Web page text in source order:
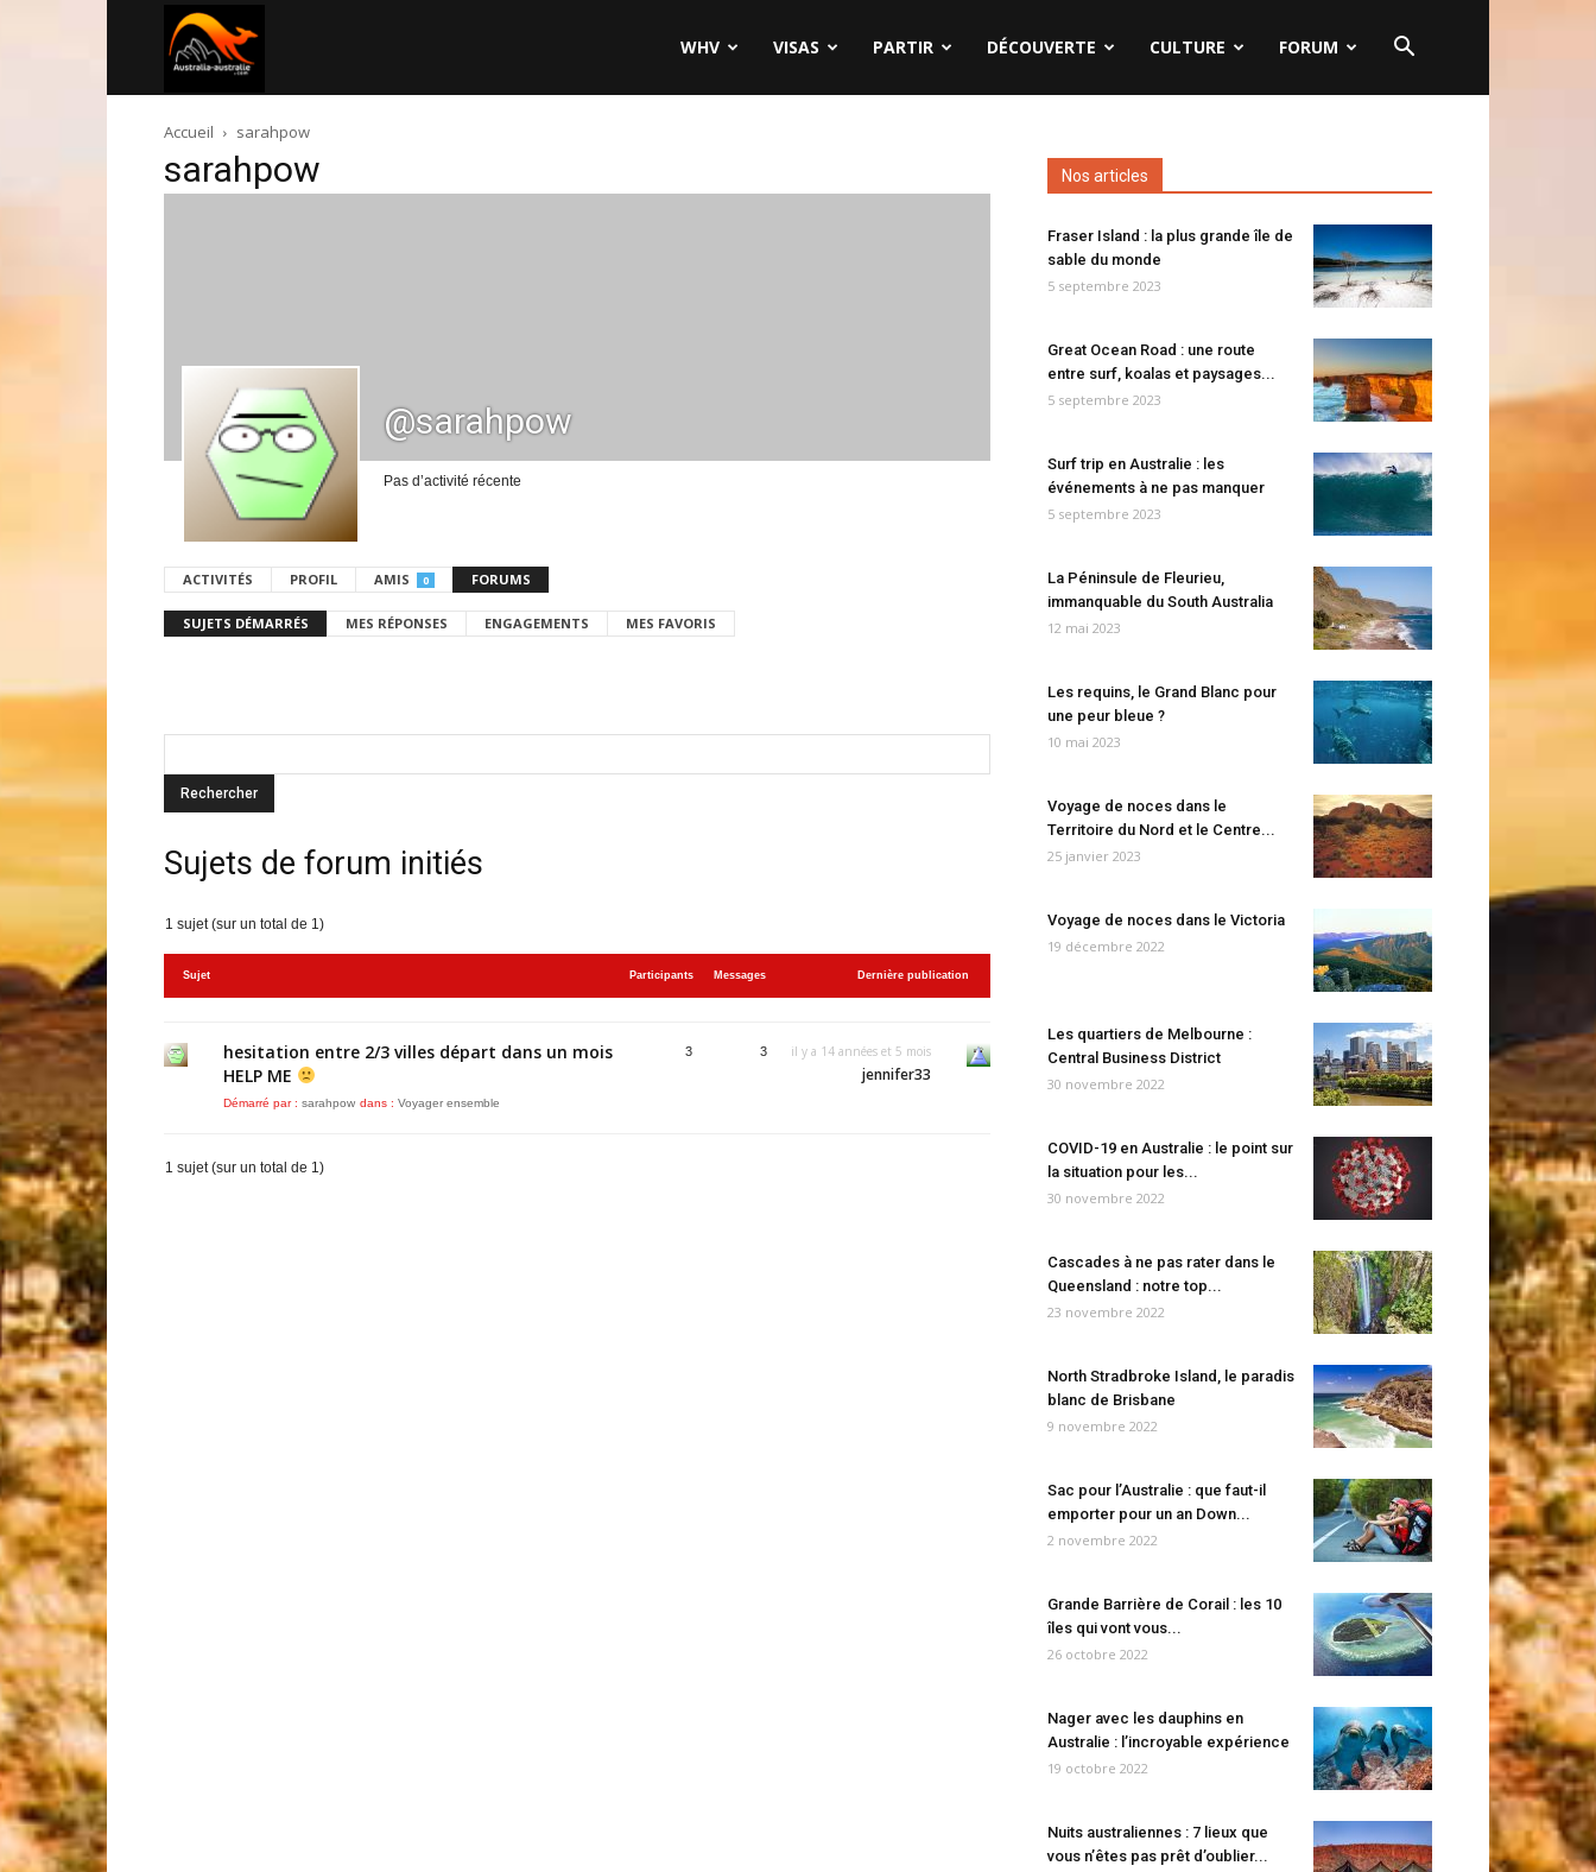
australie.com
WHV VISAS PARTIR DÉCOUVERTE CULTURE FORUM
Accueil sarahpow
sarahpow
@sarahpow
Pas d’activité récente
ACTIVITÉS PROFIL AMIS 0 FORUMS
SUJETS DÉMARRÉS MES RÉPONSES ENGAGEMENTS MES FAVORIS
Sujets de forum initiés
1 sujet (sur un total de 1)
Sujet Participants Messages Dernière publication
hesitation entre 2/3 villes départ dans un mois
HELP ME
Démarré par : sarahpow dans : Voyager ensemble
3 3 il y a 14 années et 5 mois
jennifer33
1 sujet (sur un total de 1)
Nos articles
Fraser Island : la plus grande île de
sable du monde
5 septembre 2023
Great Ocean Road : une route
entre surf, koalas et paysages...
5 septembre 2023
Surf trip en Australie : les
événements à ne pas manquer
5 septembre 2023
La Péninsule de Fleurieu,
immanquable du South Australia
12 mai 2023
Les requins, le Grand Blanc pour
une peur bleue ?
10 mai 2023
Voyage de noces dans le
Territoire du Nord et le Centre...
25 janvier 2023
Voyage de noces dans le Victoria
19 décembre 2022
Les quartiers de Melbourne :
Central Business District
30 novembre 2022
COVID-19 en Australie : le point sur
la situation pour les...
30 novembre 2022
Cascades à ne pas rater dans le
Queensland : notre top...
23 novembre 2022
North Stradbroke Island, le paradis
blanc de Brisbane
9 novembre 2022
Sac pour l’Australie : que faut-il
emporter pour un an Down...
2 novembre 2022
Grande Barrière de Corail : les 10
îles qui vont vous...
26 octobre 2022
Nager avec les dauphins en
Australie : l’incroyable expérience
19 octobre 2022
Nuits australiennes : 7 lieux que
vous n’êtes pas prêt d’oublier...